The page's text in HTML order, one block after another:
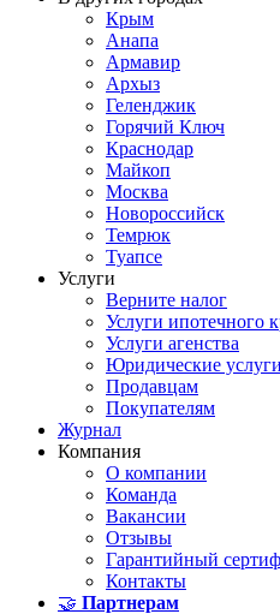
Крым
Анапа
Армавир
Архыз
Геленджик
Горячий Ключ
Краснодар
Майкоп
Москва
Новороссийск
Темрюк
Туапсе
Услуги
Верните налог
Услуги ипотечного
Услуги агенства
Юридические услуги
Продавцам
Покупателям
Журнал
Компания
О компании
Команда
Вакансии
Отзывы
Гарантийный
Контакты
🤝 Партнерам